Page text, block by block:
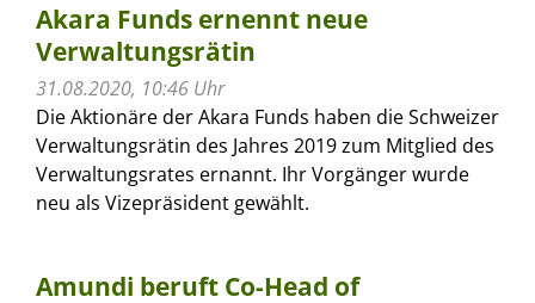
Akara Funds ernennt neue
Verwaltungsrätin
31.08.2020, 10:46 Uhr
Die Aktionäre der Akara Funds haben die Schweizer
Verwaltungsrätin des Jahres 2019 zum Mitglied des
Verwaltungsrates ernannt. Ihr Vorgänger wurde
neu als Vizepräsident gewählt.
Amundi beruft Co-Head of